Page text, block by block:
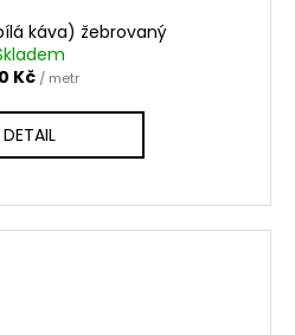
káva) žebrovaný
Kč / metr
DETAIL